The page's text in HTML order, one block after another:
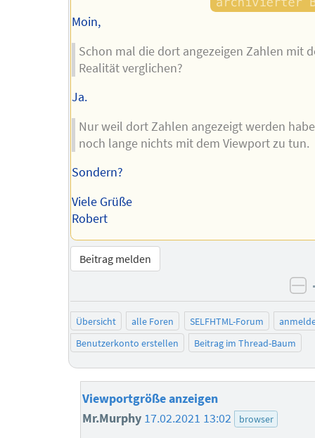
Moin,
Schon mal die dort angezeigen Zahlen mit
Realität verglichen?
Ja.
Nur weil dort Zahlen angezeigt werden
noch lange nichts mit dem Viewport zu tun.
Sondern?
Viele Grüße
Robert
Beitrag melden
Übersicht alle Foren SELFHTML-Forum
Benutzerkonto erstellen
Beitrag im Thread-Baum
Viewportgröße anzeigen
Mr.Murphy 17.02.2021 13:02 browser